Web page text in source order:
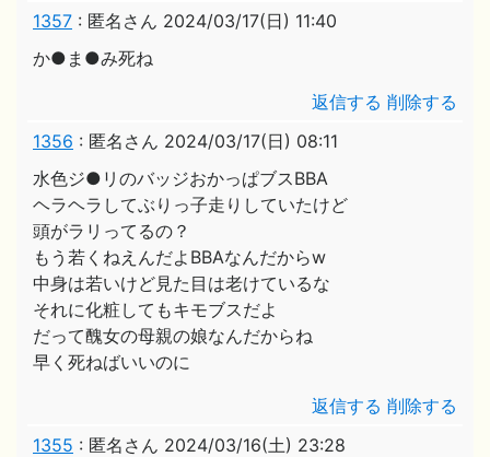
1357 : 匿名さん 2024/03/17(日) 11:40
か●ま●み死ね
返信する 削除する
1356 : 匿名さん 2024/03/17(日) 08:11
水色ジ●リのバッジおかっぱブスBBA
ヘラヘラしてぶりっ子走りしていたけど
頭がラリってるの？
もう若くねえんだよBBAなんだからw
中身は若いけど見た目は老けているな
それに化粧してもキモブスだよ
だって醜女の母親の娘なんだからね
早く死ねばいいのに
返信する 削除する
1355 : 匿名さん 2024/03/16(土) 23:28